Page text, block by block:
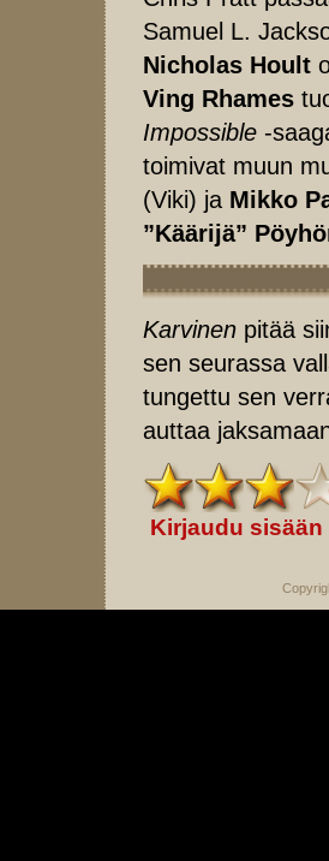
Samuel L.
Nicholas Hoult
Ving Rhames
Impossible -
toimivat muun
(Viki) ja Mikko
”Käärijä”
Karvinen pitää
sen seurassa
tungettu sen
auttaa
Kirjaudu sisään